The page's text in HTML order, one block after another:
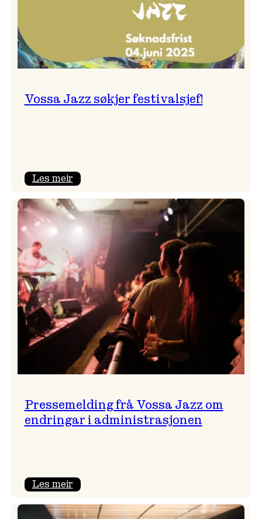
Vossa Jazz søkjer festivalsjef!
Les meir:
Jazz
søkjer
Pressemelding frå Vossa Jazz om
endringar i administrasjonen
Les meir:
frå